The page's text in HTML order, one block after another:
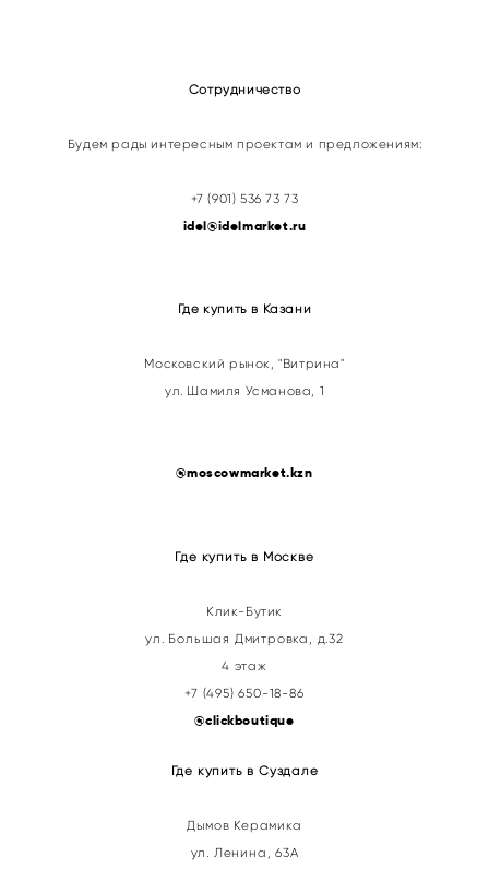
Сотрудничество
Будем рады интересным проектам и предложениям:
+7 (901) 536 73 73
idel@idelmarket.ru
Где купить в Казани
Московский рынок, "Витрина"
ул. Шамиля Усманова, 1
@moscowmarket.kzn
Где купить в Москве
Клик-Бутик
ул. Большая Дмитровка, д.32
4 этаж
+7 (495) 650-18-86
@clickboutique
Где купить в Суздале
Дымов Керамика
ул. Ленина, 63А